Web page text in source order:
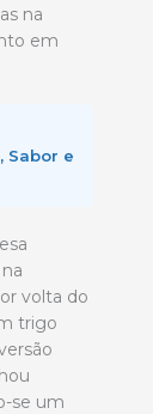
na
em
Sabor e
volta do
trigo
se um